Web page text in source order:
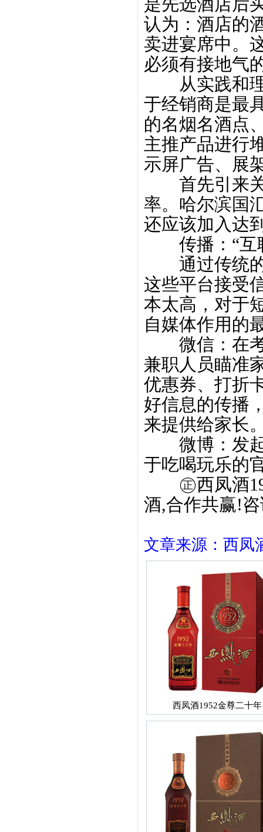
是先选酒店后
认为：酒店的
卖进宴席中。
必须有接地气
从实践和理
于经销商是最
的名烟名酒点
主推产品进行
示屏广告、展
首先引来关
率。哈尔滨国
还应该加入达
传播：“互
通过传统的
这些平台接受
本太高，对于
自媒体作用的
微信：在考
兼职人员瞄准
优惠券、打折
好信息的传播
来提供给家长
微博：发起
于吃喝玩乐的
㊣西凤酒
酒,合作共赢!咨
文章来源：西凤
西凤酒1952金尊二十年